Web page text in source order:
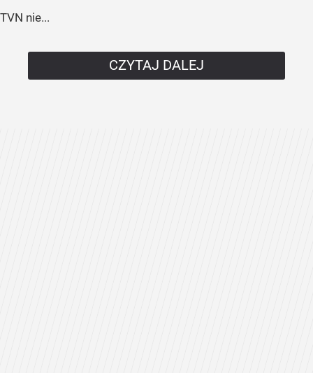
TVN nie...
CZYTAJ DALEJ